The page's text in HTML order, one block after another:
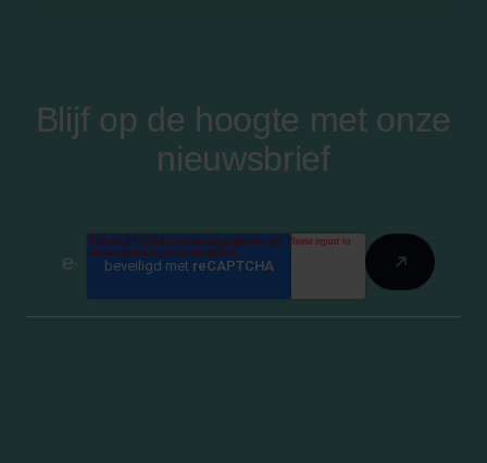
Blijf op de hoogte met onze
nieuwsbrief